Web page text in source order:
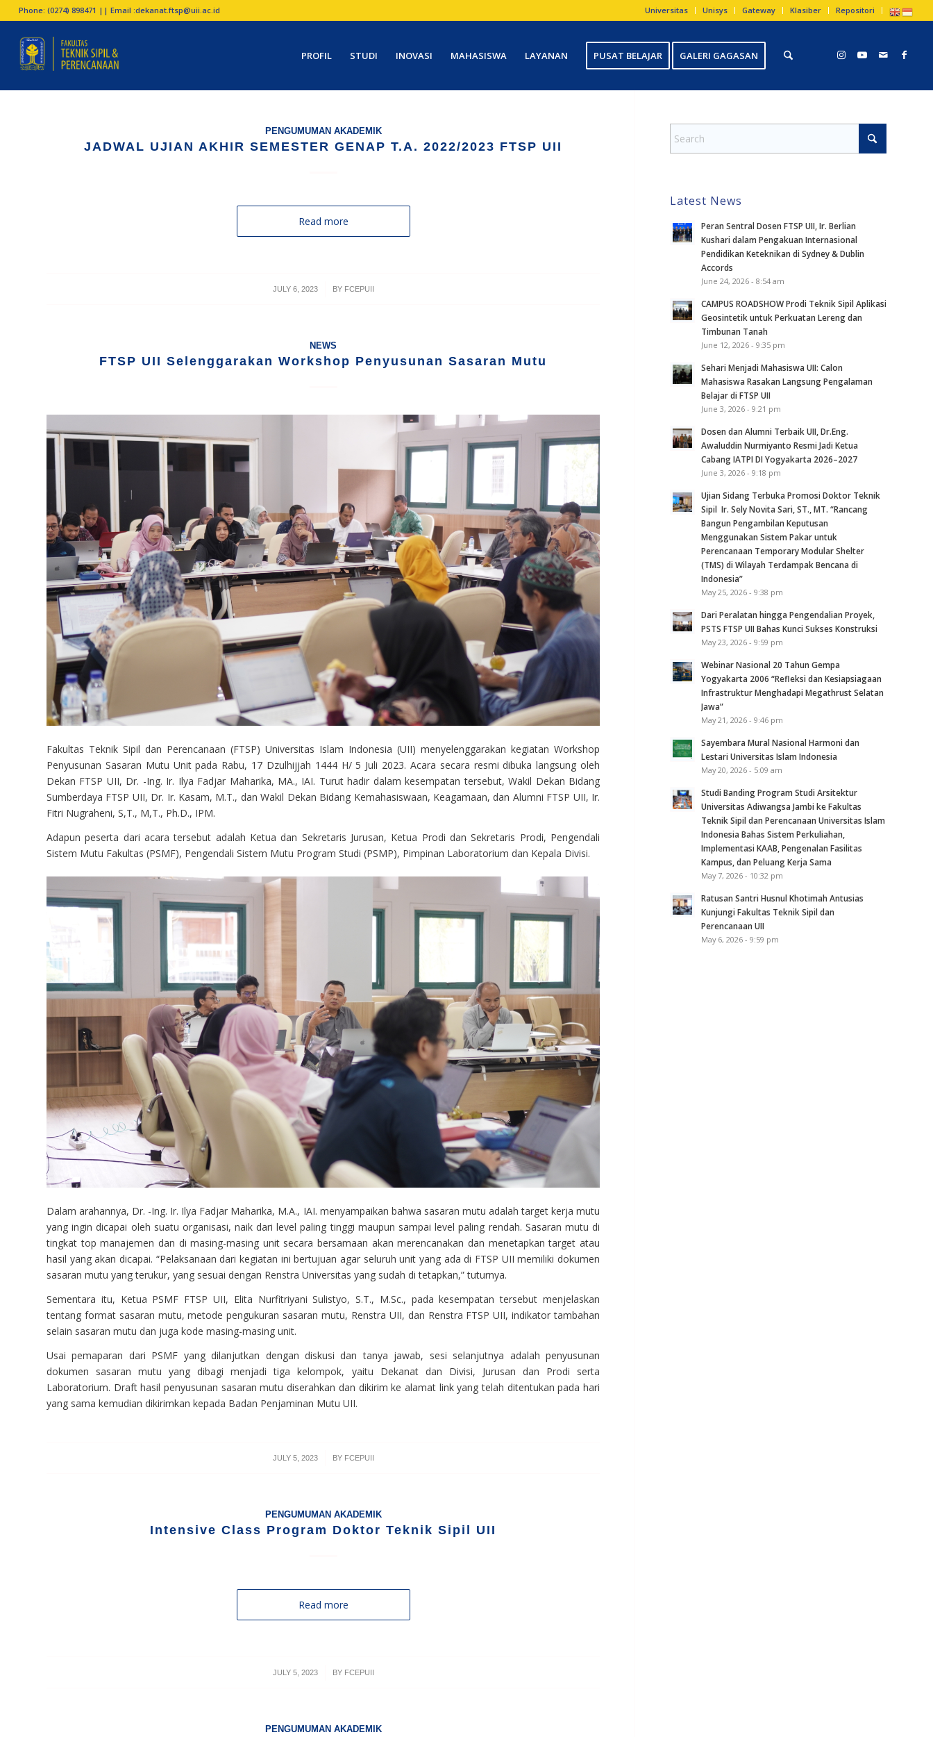
Universitas Unisys Gateway Klasiber Repositori
Phone: (0274) 898471 || Email :dekanat.ftsp@uii.ac.id
PROFIL STUDI INOVASI MAHASISWA LAYANAN PUSAT BELAJAR GALERI GAGASAN
PENGUMUMAN AKADEMIK
JADWAL UJIAN AKHIR SEMESTER GENAP T.A. 2022/2023 FTSP UII
Read more
JULY 6, 2023
/ BY FCEPUII
NEWS
FTSP UII Selenggarakan Workshop Penyusunan Sasaran Mutu
Fakultas Teknik Sipil dan Perencanaan (FTSP) Universitas Islam Indonesia (UII) menyelenggarakan kegiatan Workshop
Penyusunan Sasaran Mutu Unit pada Rabu, 17 Dzulhijjah 1444 H/ 5 Juli 2023. Acara secara resmi dibuka langsung oleh
Dekan FTSP UII, Dr. -Ing. Ir. Ilya Fadjar Maharika, MA., IAI. Turut hadir dalam kesempatan tersebut, Wakil Dekan Bidang
Sumberdaya FTSP UII, Dr. Ir. Kasam, M.T., dan Wakil Dekan Bidang Kemahasiswaan, Keagamaan, dan Alumni FTSP UII, Ir.
Fitri Nugraheni, S,T., M,T., Ph.D., IPM.
Adapun peserta dari acara tersebut adalah Ketua dan Sekretaris Jurusan, Ketua Prodi dan Sekretaris Prodi, Pengendali
Sistem Mutu Fakultas (PSMF), Pengendali Sistem Mutu Program Studi (PSMP), Pimpinan Laboratorium dan Kepala Divisi.
Dalam arahannya, Dr. -Ing. Ir. Ilya Fadjar Maharika, M.A., IAI. menyampaikan bahwa sasaran mutu adalah target kerja mutu
yang ingin dicapai oleh suatu organisasi, naik dari level paling tinggi maupun sampai level paling rendah. Sasaran mutu di
tingkat top manajemen dan di masing-masing unit secara bersamaan akan merencanakan dan menetapkan target atau
hasil yang akan dicapai. “Pelaksanaan dari kegiatan ini bertujuan agar seluruh unit yang ada di FTSP UII memiliki dokumen
sasaran mutu yang terukur, yang sesuai dengan Renstra Universitas yang sudah di tetapkan,” tuturnya.
Sementara itu, Ketua PSMF FTSP UII, Elita Nurfitriyani Sulistyo, S.T., M.Sc., pada kesempatan tersebut menjelaskan
tentang format sasaran mutu, metode pengukuran sasaran mutu, Renstra UII, dan Renstra FTSP UII, indikator tambahan
selain sasaran mutu dan juga kode masing-masing unit.
Usai pemaparan dari PSMF yang dilanjutkan dengan diskusi dan tanya jawab, sesi selanjutnya adalah penyusunan
dokumen sasaran mutu yang dibagi menjadi tiga kelompok, yaitu Dekanat dan Divisi, Jurusan dan Prodi serta
Laboratorium. Draft hasil penyusunan sasaran mutu diserahkan dan dikirim ke alamat link yang telah ditentukan pada hari
yang sama kemudian dikirimkan kepada Badan Penjaminan Mutu UII.
JULY 5, 2023
/ BY FCEPUII
PENGUMUMAN AKADEMIK
Intensive Class Program Doktor Teknik Sipil UII
Read more
JULY 5, 2023
/ BY FCEPUII
PENGUMUMAN AKADEMIK
Latest News
Peran Sentral Dosen FTSP UII, Ir. Berlian
Kushari dalam Pengakuan Internasional
Pendidikan Keteknikan di Sydney & Dublin
Accords
June 24, 2026 - 8:54 am
CAMPUS ROADSHOW Prodi Teknik Sipil Aplikasi
Geosintetik untuk Perkuatan Lereng dan
Timbunan Tanah
June 12, 2026 - 9:35 pm
Sehari Menjadi Mahasiswa UII: Calon
Mahasiswa Rasakan Langsung Pengalaman
Belajar di FTSP UII
June 3, 2026 - 9:21 pm
Dosen dan Alumni Terbaik UII, Dr.Eng.
Awaluddin Nurmiyanto Resmi Jadi Ketua
Cabang IATPI DI Yogyakarta 2026–2027
June 3, 2026 - 9:18 pm
Ujian Sidang Terbuka Promosi Doktor Teknik
Sipil Ir. Sely Novita Sari, ST., MT. “Rancang
Bangun Pengambilan Keputusan
Menggunakan Sistem Pakar untuk
Perencanaan Temporary Modular Shelter
(TMS) di Wilayah Terdampak Bencana di
Indonesia”
May 25, 2026 - 9:38 pm
Dari Peralatan hingga Pengendalian Proyek,
PSTS FTSP UII Bahas Kunci Sukses Konstruksi
May 23, 2026 - 9:59 pm
Webinar Nasional 20 Tahun Gempa
Yogyakarta 2006 “Refleksi dan Kesiapsiagaan
Infrastruktur Menghadapi Megathrust Selatan
Jawa”
May 21, 2026 - 9:46 pm
Sayembara Mural Nasional Harmoni dan
Lestari Universitas Islam Indonesia
May 20, 2026 - 5:09 am
Studi Banding Program Studi Arsitektur
Universitas Adiwangsa Jambi ke Fakultas
Teknik Sipil dan Perencanaan Universitas Islam
Indonesia Bahas Sistem Perkuliahan,
Implementasi KAAB, Pengenalan Fasilitas
Kampus, dan Peluang Kerja Sama
May 7, 2026 - 10:32 pm
Ratusan Santri Husnul Khotimah Antusias
Kunjungi Fakultas Teknik Sipil dan
Perencanaan UII
May 6, 2026 - 9:59 pm